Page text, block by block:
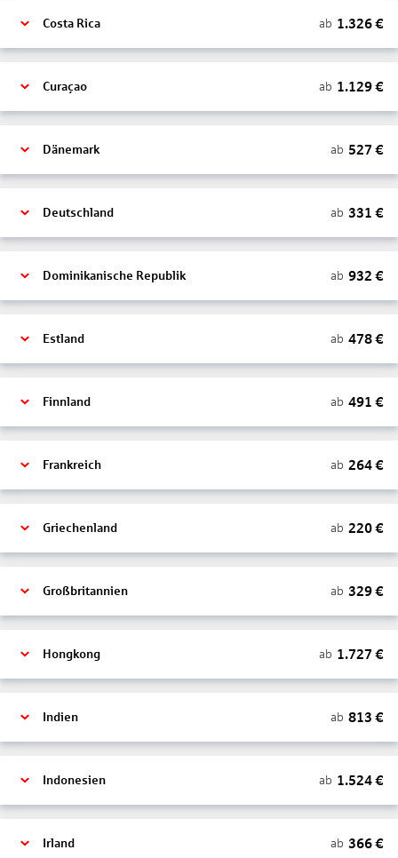
Costa Rica ab 1.326€
Curaçao ab 1.129€
Dänemark ab 527 €
Deutschland ab 331 €
Dominikanische Republik ab 932 €
Estland ab 478€
Finnland ab 491 €
Frankreich ab 264€
Griechenland ab 220€
Großbritannien ab 329€
Hongkong ab 1.727 €
Indien ab 813 €
Indonesien ab 1.524€
Irland ab 366€